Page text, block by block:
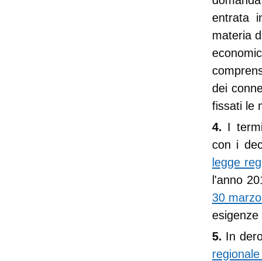
entrata
materia
dei
fissati le
4. I
con i
legge
l'anno
30
esigenze
5. In